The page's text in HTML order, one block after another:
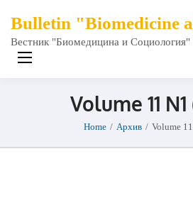
Bulletin "Biomedicine
Вестник "Биомедицина и Социология"
Volume 11
Home / Архив / Volume